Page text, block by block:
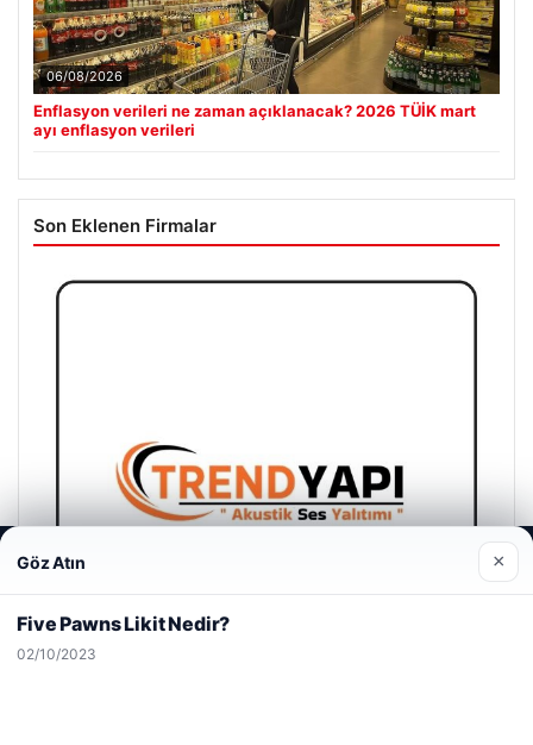
06/08/2026
Enflasyon verileri ne zaman açıklanacak? 2026 TÜİK mart
ayı enflasyon verileri
Son Eklenen Firmalar
Web sitemizi nasıl kullandığınızı daha iyi anlayabilmek,
deneyiminizi kişiselleştirmek ve geliştirmek amacıyla çerezler
Göz Atın ×
Five Pawns Likit Nedir?
02/10/2023